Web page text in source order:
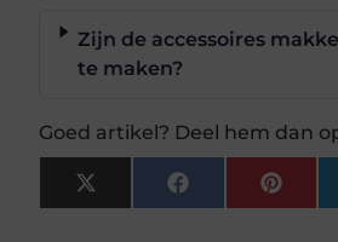
Zijn de accessoires
te maken?
Goed artikel? Deel hem dan
X
(Twitter)
Facebook